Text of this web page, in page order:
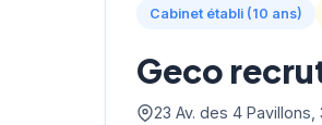
Cabinet établi (10 ans)
Geco
23 Av. des 4 Pavillons,